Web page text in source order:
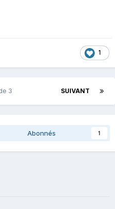
1
SUIVANT
3
Abonnés 1